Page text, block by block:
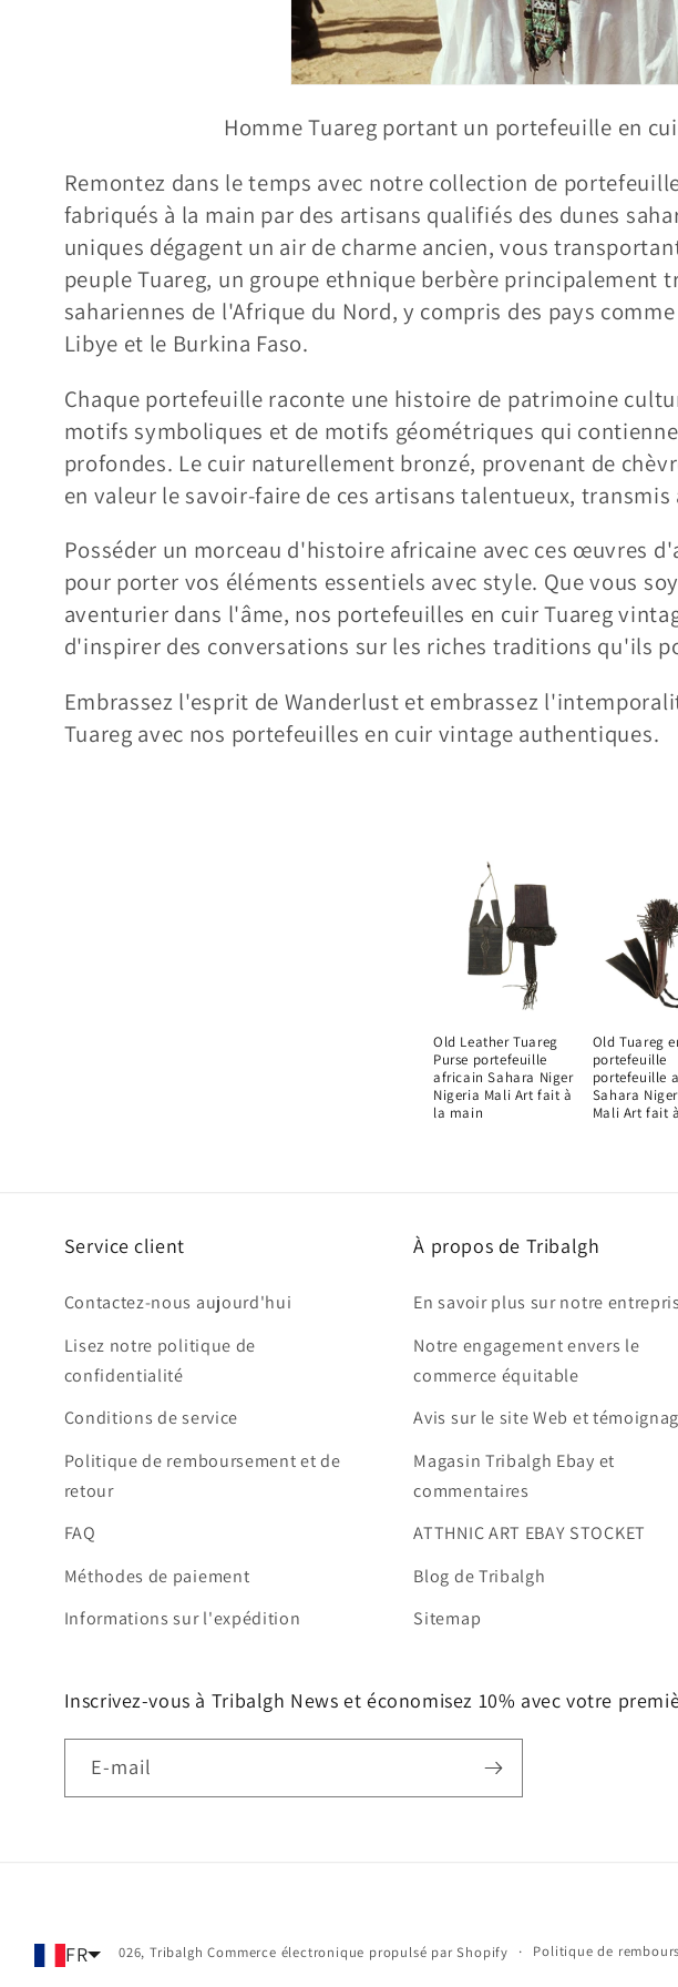
Homme Tuareg portant un portefeuille en
Remontez dans le temps avec notre collection de
fabriqués à la main par des artisans qualifiés des dunes
uniques dégagent un air de charme ancien, vous
peuple Tuareg, un groupe ethnique berbère principalement
sahariennes de l'Afrique du Nord, y compris des pays
Libye et le Burkina Faso.
Chaque portefeuille raconte une histoire de patrimoine
motifs symboliques et de motifs géométriques qui
profondes. Le cuir naturellement bronzé, provenant de
en valeur le savoir-faire de ces artisans talentueux,
Posséder un morceau d'histoire africaine avec ces œuvres
pour porter vos éléments essentiels avec style. Que vous
aventurier dans l'âme, nos portefeuilles en cuir Tuareg
d'inspirer des conversations sur les riches traditions qu'ils
Embrassez l'esprit de Wanderlust et embrassez
Tuareg avec nos portefeuilles en cuir vintage authentiques.
Old Leather Tuareg
Purse portefeuille
africain Sahara Niger
Nigeria Mali Art fait à
la main
Old Tuareg
portefeuille
portefeuille
Sahara
Mali Art fait
Service client
Contactez-nous aujourd'hui
Lisez notre politique de
confidentialité
Conditions de service
Politique de remboursement et de
retour
FAQ
Méthodes de paiement
Informations sur l'expédition
À propos de Tribalgh
En savoir plus sur notre
Notre engagement envers le
commerce équitable
Avis sur le site Web et
Magasin Tribalgh Ebay et
commentaires
ATTHNIC ART EBAY STOCKET
Blog de Tribalgh
Sitemap
Inscrivez-vous à Tribalgh News et économisez 10% avec votre
E-mail
© 2026,Tribalgh Commerce électronique propulsé par Shopify Politique de
FR